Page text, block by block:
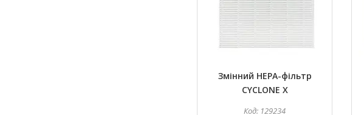
Змінний HEPA-фільтр
CYCLONE X
129234